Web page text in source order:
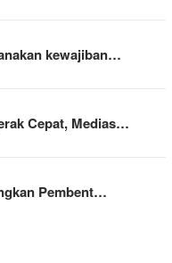
kewajiban…
Cepat, Medias…
Pembent…